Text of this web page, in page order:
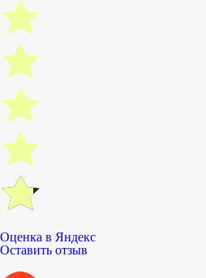
Оценка в Яндекс
Оставить отзыв